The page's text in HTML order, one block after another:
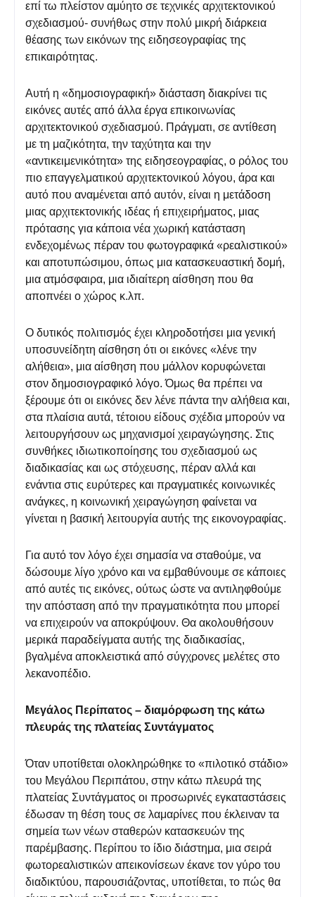
επί τω πλείστον αμύητο σε τεχνικές αρχιτεκτονικού
σχεδιασμού- συνήθως στην πολύ μικρή διάρκεια
θέασης των εικόνων της ειδησεογραφίας της
επικαιρότητας.
Αυτή η «δημοσιογραφική» διάσταση διακρίνει τις
εικόνες αυτές από άλλα έργα επικοινωνίας
αρχιτεκτονικού σχεδιασμού. Πράγματι, σε αντίθεση
με τη μαζικότητα, την ταχύτητα και την
«αντικειμενικότητα» της ειδησεογραφίας, ο ρόλος του
πιο επαγγελματικού αρχιτεκτονικού λόγου, άρα και
αυτό που αναμένεται από αυτόν, είναι η μετάδοση
μιας αρχιτεκτονικής ιδέας ή επιχειρήματος, μιας
πρότασης για κάποια νέα χωρική κατάσταση
ενδεχομένως πέραν του φωτογραφικά «ρεαλιστικού»
και αποτυπώσιμου, όπως μια κατασκευαστική δομή,
μια ατμόσφαιρα, μια ιδιαίτερη αίσθηση που θα
αποπνέει ο χώρος κ.λπ.
Ο δυτικός πολιτισμός έχει κληροδοτήσει μια γενική
υποσυνείδητη αίσθηση ότι οι εικόνες «λένε την
αλήθεια», μια αίσθηση που μάλλον κορυφώνεται
στον δημοσιογραφικό λόγο. Όμως θα πρέπει να
ξέρουμε ότι οι εικόνες δεν λένε πάντα την αλήθεια και,
στα πλαίσια αυτά, τέτοιου είδους σχέδια μπορούν να
λειτουργήσουν ως μηχανισμοί χειραγώγησης. Στις
συνθήκες ιδιωτικοποίησης του σχεδιασμού ως
διαδικασίας και ως στόχευσης, πέραν αλλά και
ενάντια στις ευρύτερες και πραγματικές κοινωνικές
ανάγκες, η κοινωνική χειραγώγηση φαίνεται να
γίνεται η βασική λειτουργία αυτής της εικονογραφίας.
Για αυτό τον λόγο έχει σημασία να σταθούμε, να
δώσουμε λίγο χρόνο και να εμβαθύνουμε σε κάποιες
από αυτές τις εικόνες, ούτως ώστε να αντιληφθούμε
την απόσταση από την πραγματικότητα που μπορεί
να επιχειρούν να αποκρύψουν. Θα ακολουθήσουν
μερικά παραδείγματα αυτής της διαδικασίας,
βγαλμένα αποκλειστικά από σύγχρονες μελέτες στο
λεκανοπέδιο.
Μεγάλος Περίπατος – διαμόρφωση της κάτω
πλευράς της πλατείας Συντάγματος
Όταν υποτίθεται ολοκληρώθηκε το «πιλοτικό στάδιο»
του Μεγάλου Περιπάτου, στην κάτω πλευρά της
πλατείας Συντάγματος οι προσωρινές εγκαταστάσεις
έδωσαν τη θέση τους σε λαμαρίνες που έκλειναν τα
σημεία των νέων σταθερών κατασκευών της
παρέμβασης. Περίπου το ίδιο διάστημα, μια σειρά
φωτορεαλιστικών απεικονίσεων έκανε τον γύρο του
διαδικτύου, παρουσιάζοντας, υποτίθεται, το πώς θα